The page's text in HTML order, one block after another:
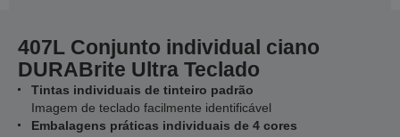
407L Conjunto individual ciano
DURABrite Ultra Teclado
Tintas individuais de tinteiro padrão
Imagem de teclado facilmente identificável
Embalagens práticas individuais de 4 cores